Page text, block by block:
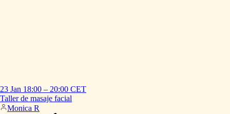
23 Jan 18:00 – 20:00 CET
Taller de masaje facial
Monica R